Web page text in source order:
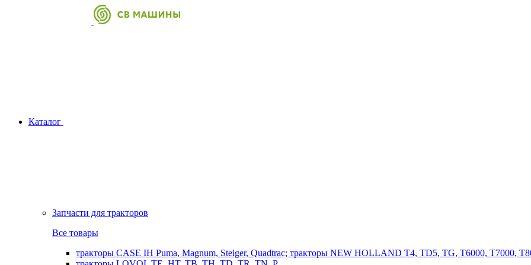
Каталог
Запчасти для тракторов
Все товары
тракторы CASE IH Puma, Magnum, Steiger, Quadtrac; тракторы NEW HOLLAND T4, TD5, TG, T6000, T7000,